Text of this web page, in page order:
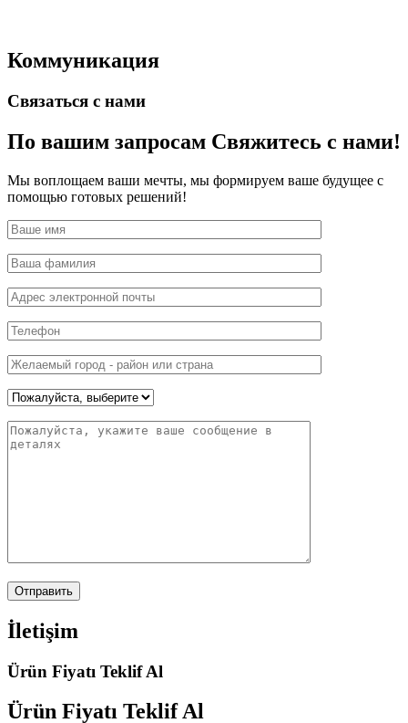
Коммуникация
Связаться с нами
По вашим запросам Свяжитесь с нами!
Мы воплощаем ваши мечты, мы формируем ваше будущее с
помощью готовых решений!
İletişim
Ürün Fiyatı Teklif Al
Ürün Fiyatı Teklif Al